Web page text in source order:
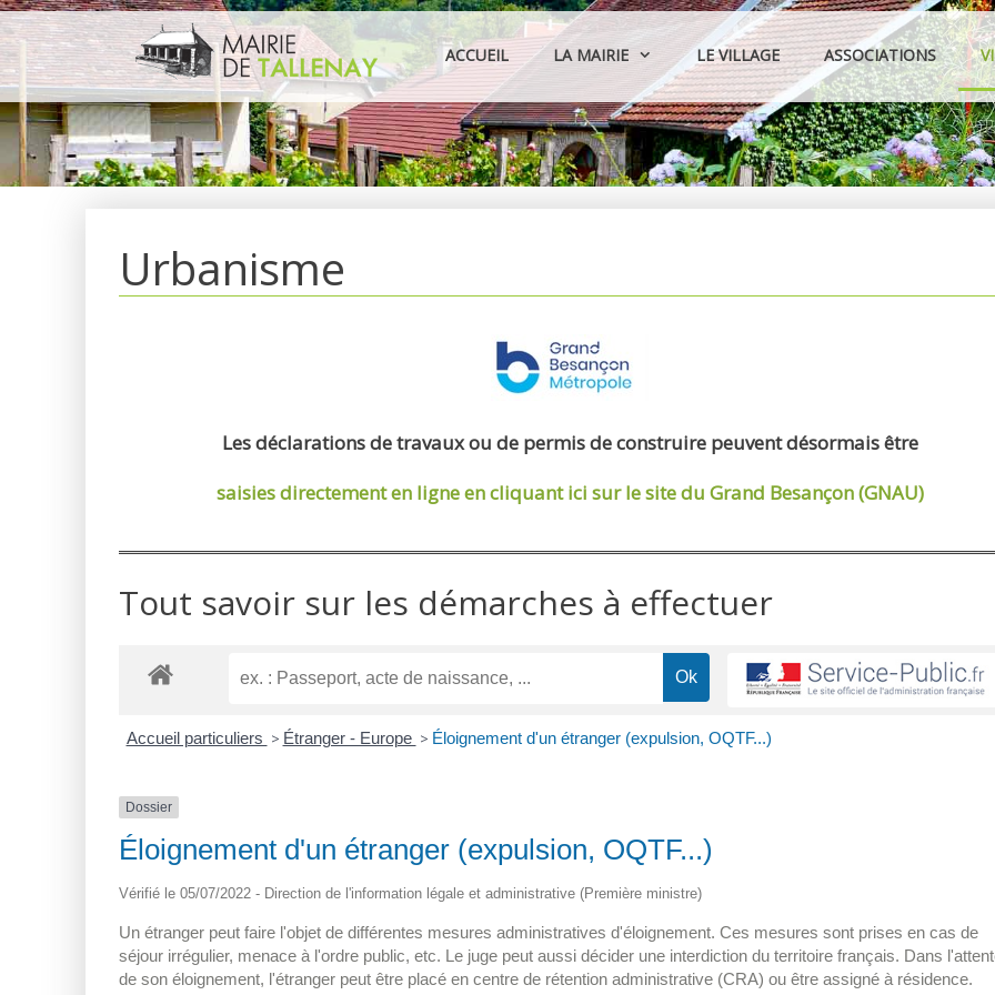
Aller
au
contenu
ACCUEIL LA MAIRIE LE VILLAGE ASSOCIATIONS
Urbanisme
Les déclarations de travaux ou de permis de construire peuvent désormais être
saisies directement en ligneen cliquant ici sur le site du Grand Besançon (GNAU)
Tout savoir sur les démarches à effectuer
Accueil particuliers > Étranger - Europe > Éloignement d'un étranger (expulsion, OQTF...)
Dossier
Éloignement d'un étranger (expulsion, OQTF...)
Vérifié le 05/07/2022 - Direction de l'information légale et administrative (Première ministre)
Un étranger peut faire l'objet de différentes mesures administratives d'éloignement. Ces mesures sont prises en cas de
séjour irrégulier, menace à l'ordre public, etc. Le juge peut aussi décider une interdiction du territoire français. Dans
de son éloignement, l'étranger peut être placé en centre de rétention administrative (CRA) ou être assigné à résidence.